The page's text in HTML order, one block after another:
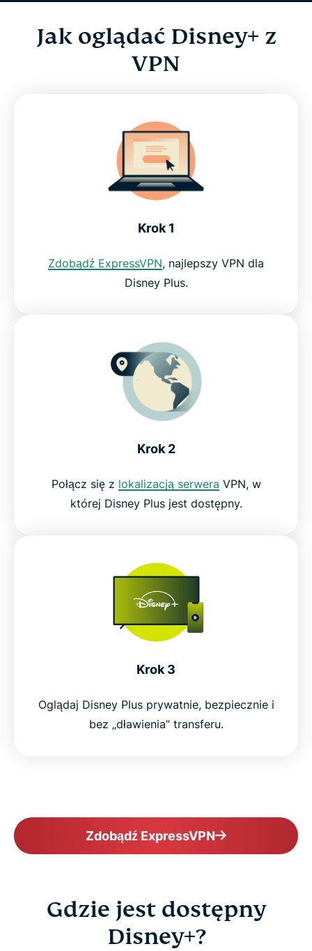
Jak oglądać Disney+ z
VPN
Krok 1
Zdobądź ExpressVPN, najlepszy VPN dla
Disney Plus.
Krok 2
Połącz się z lokalizacją serwera VPN, w
której Disney Plus jest dostępny.
Krok 3
Oglądaj Disney Plus prywatnie, bezpiecznie i
bez „dławienia” transferu.
Zdobądź ExpressVPN
Gdzie jest dostępny
Disney+?